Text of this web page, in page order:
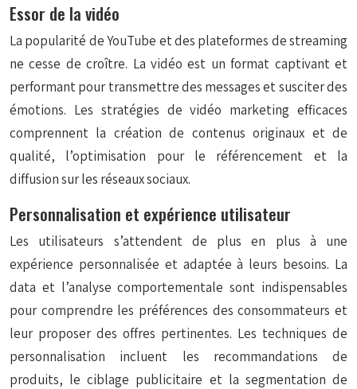
Essor de la vidéo
La popularité de YouTube et des plateformes de streaming
ne cesse de croître. La vidéo est un format captivant et
performant pour transmettre des messages et susciter des
émotions. Les stratégies de vidéo marketing efficaces
comprennent la création de contenus originaux et de
qualité, l’optimisation pour le référencement et la
diffusion sur les réseaux sociaux.
Personnalisation et expérience utilisateur
Les utilisateurs s’attendent de plus en plus à une
expérience personnalisée et adaptée à leurs besoins. La
data et l’analyse comportementale sont indispensables
pour comprendre les préférences des consommateurs et
leur proposer des offres pertinentes. Les techniques de
personnalisation incluent les recommandations de
produits, le ciblage publicitaire et la segmentation de